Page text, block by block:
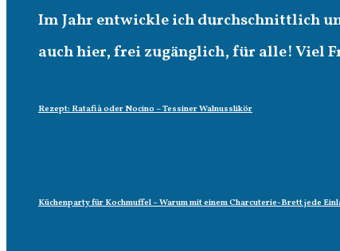
Im Jahr entwickle ich durchschnittlich
auch hier, frei zugänglich, für alle! Viel
Rezept: Ratafià oder Nocino – Tessiner Walnusslikör
Küchenparty für Kochmuffel – Warum mit einem Charcuterie-Brett jede